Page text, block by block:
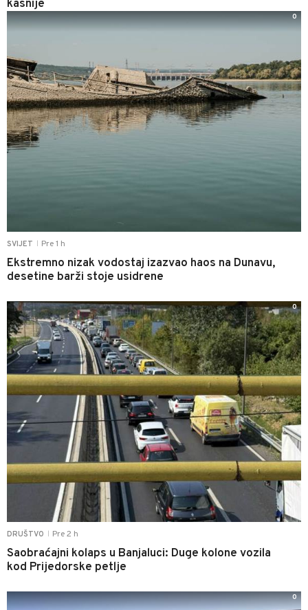
kasnije
SVIJET Pre 1 h
Ekstremno nizak vodostaj izazvao haos na Dunavu,
desetine barži stoje usidrene
0
DRUŠTVO Pre 2 h
Saobraćajni kolaps u Banjaluci: Duge kolone vozila
kod Prijedorske petlje
0
0